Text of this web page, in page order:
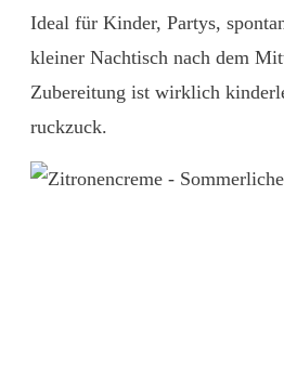
Ideal für Kinder, Partys,
kleiner Nachtisch nach dem
Zubereitung ist wirklich
ruckzuck.